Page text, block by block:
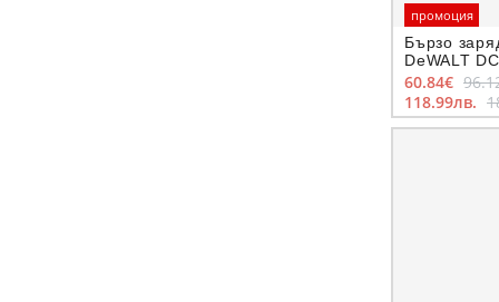
промоция
Бързо
DeWALT
батерии 18-
60.84€
118.99лв.